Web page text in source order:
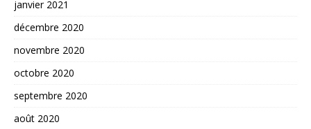
janvier 2021
décembre 2020
novembre 2020
octobre 2020
septembre 2020
août 2020